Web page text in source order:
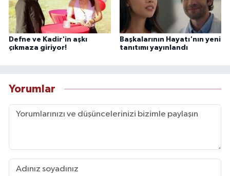
Defne ve Kadir'in aşkı
çıkmaza giriyor!
Başkalarının Hayatı'nın yeni
tanıtımı yayınlandı
Yorumlar